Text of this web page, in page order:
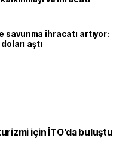
savunma ihracatı artıyor:
aştı
için İTO’da buluştu